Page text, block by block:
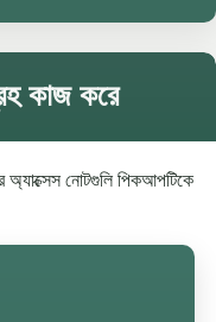
কাজ করে
অ্যাক্সেস নোটগুলি পিকআপটিকে